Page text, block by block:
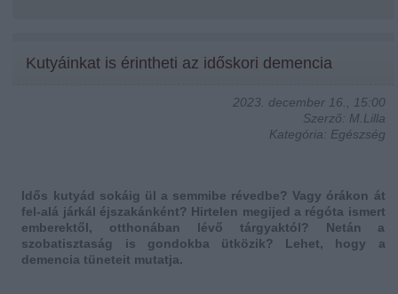
Kutyáinkat is érintheti az időskori demencia
2023. december 16., 15:00
Szerző: M.Lilla
Kategória: Egészség
Idős kutyád sokáig ül a semmibe révedbe? Vagy órákon át
fel-alá járkál éjszakánként? Hirtelen megijed a régóta ismert
emberektől, otthonában lévő tárgyaktól? Netán a
szobatisztaság is gondokba ütközik? Lehet, hogy a
demencia tüneteit mutatja.